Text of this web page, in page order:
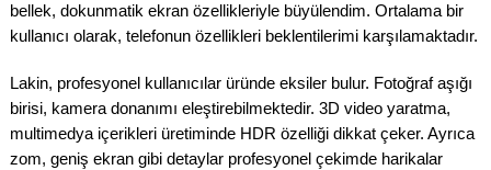
bellek, dokunmatik ekran özellikleriyle büyülendim. Ortalama bir
kullanıcı olarak, telefonun özellikleri beklentilerimi karşılamaktadır.
Lakin, profesyonel kullanıcılar üründe eksiler bulur. Fotoğraf aşığı
birisi, kamera donanımı eleştirebilmektedir. 3D video yaratma,
multimedya içerikleri üretiminde HDR özelliği dikkat çeker. Ayrıca
zom, geniş ekran gibi detaylar profesyonel çekimde harikalar